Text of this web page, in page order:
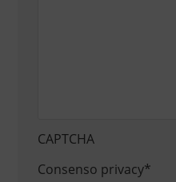
CAPTCHA
Consenso privacy*